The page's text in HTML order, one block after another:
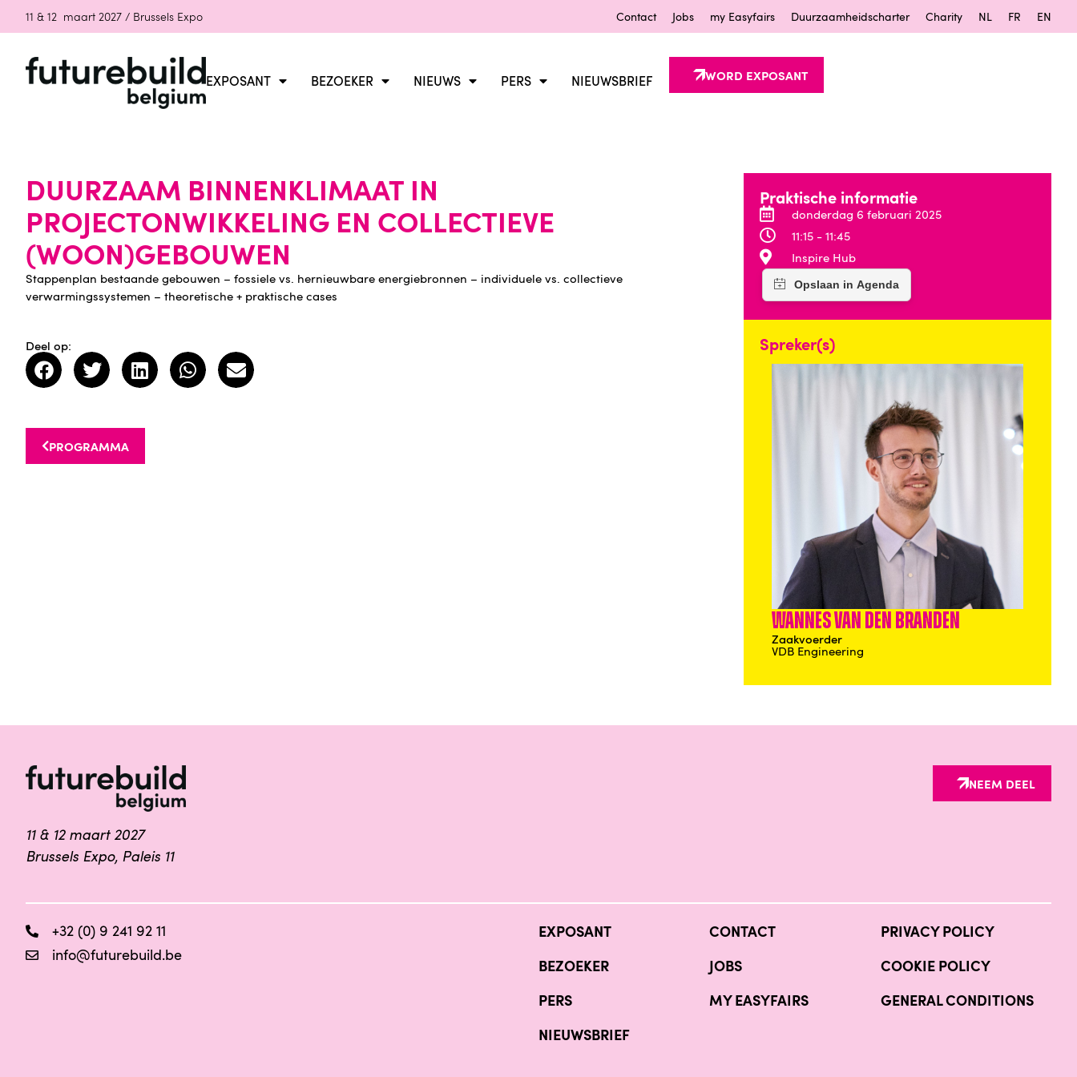
11 & 12 maart 2027 / Brussels Expo Contact Jobs my Easyfairs Duurzaamheidscharter Charity NL FR EN
EXPOSANT BEZOEKER NIEUWS PERS NIEUWSBRIEF WORD EXPOSANT
DUURZAAM BINNENKLIMAAT IN
PROJECTONWIKKELING EN COLLECTIEVE
(WOON)GEBOUWEN
Stappenplan bestaande gebouwen – fossiele vs. hernieuwbare energiebronnen – individuele vs. collectieve
verwarmingssystemen – theoretische + praktische cases
Deel op:
PROGRAMMA
Praktische informatie
donderdag 6 februari 2025
11:15 - 11:45
Inspire Hub
Spreker(s)
Wannes Van den Branden
Zaakvoerder
VDB Engineering
11 & 12 maart 2027
Brussels Expo, Paleis 11
NEEM DEEL
+32 (0) 9 241 92 11
info@futurebuild.be
EXPOSANT
BEZOEKER
PERS
NIEUWSBRIEF
CONTACT
JOBS
MY EASYFAIRS
PRIVACY POLICY
COOKIE POLICY
GENERAL CONDITIONS